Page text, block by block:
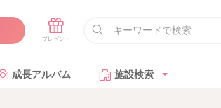
成長アルバム 施設検索